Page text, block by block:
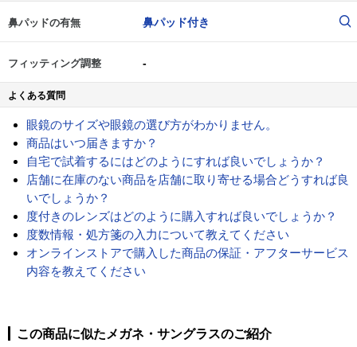
鼻パッドの有無 鼻パッド付き
フィッティング調整 -
よくある質問
眼鏡のサイズや眼鏡の選び方がわかりません。
商品はいつ届きますか？
自宅で試着するにはどのようにすれば良いでしょうか？
店舗に在庫のない商品を店舗に取り寄せる場合どうすれば良
いでしょうか？
度付きのレンズはどのように購入すれば良いでしょうか？
度数情報・処方箋の入力について教えてください
オンラインストアで購入した商品の保証・アフターサービス
内容を教えてください
この商品に似たメガネ・サングラスのご紹介